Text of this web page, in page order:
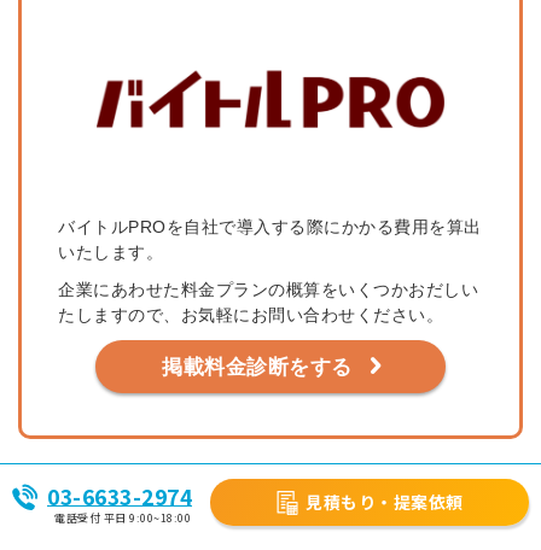
バイトルPROを自社で導入する際にかかる費用を算出
いたします。
企業にあわせた料金プランの概算をいくつかおだしい
たしますので、お気軽にお問い合わせください。
掲載料金診断をする
4．バイトルPROのキャンペーン
03-6633-2974
電話受付 平日 9:00~18:00
見積もり・提案依頼